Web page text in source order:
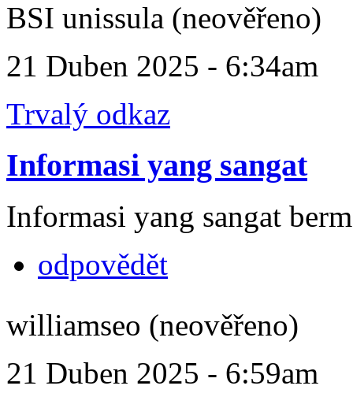
BSI unissula (neověřeno)
21 Duben 2025 - 6:34am
Trvalý odkaz
Informasi yang sangat
Informasi yang sangat
odpovědět
williamseo (neověřeno)
21 Duben 2025 - 6:59am